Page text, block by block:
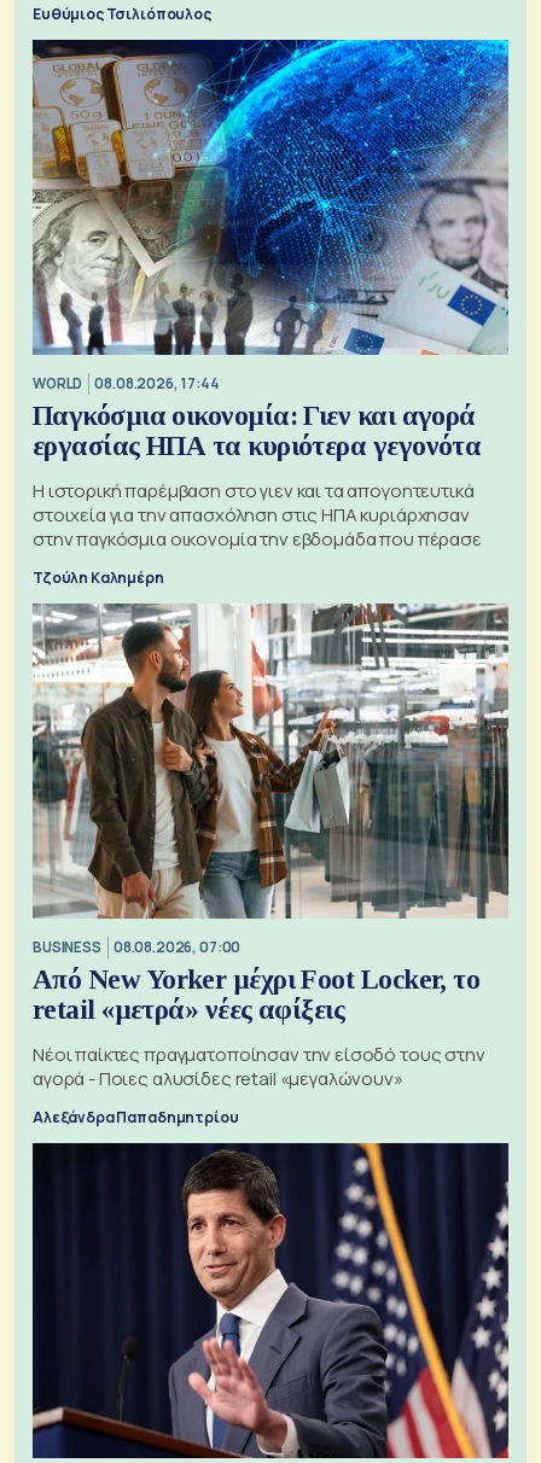
Ευθύμιος Τσιλιόπουλος
WORLD 08.08.2026, 17:44
Παγκόσμια οικονομία: Γιεν και αγορά
εργασίας ΗΠΑ τα κυριότερα γεγονότα
Η ιστορική παρέμβαση στο γιεν και τα απογοητευτικά
στοιχεία για την απασχόληση στις ΗΠΑ κυριάρχησαν
στην παγκόσμια οικονομία την εβδομάδα που πέρασε
Τζούλη Καλημέρη
BUSINESS 08.08.2026, 07:00
Από New Yorker μέχρι Foot Locker, το
retail «μετρά» νέες αφίξεις
Νέοι παίκτες πραγματοποίησαν την είσοδό τους στην
αγορά - Ποιες αλυσίδες retail «μεγαλώνουν»
Αλεξάνδρα Παπαδημητρίου